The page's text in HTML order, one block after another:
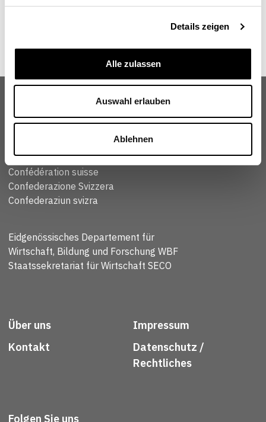
Details zeigen
Alle zulassen
Auswahl erlauben
Ablehnen
Schweizerische Eidgenossenschaft
Confédération suisse
Confederazione Svizzera
Confederaziun svizra
Eidgenössisches Departement für
Wirtschaft, Bildung und Forschung WBF
Staatssekretariat für Wirtschaft SECO
Über uns
Kontakt
Impressum
Datenschutz /
Rechtliches
Folgen Sie uns